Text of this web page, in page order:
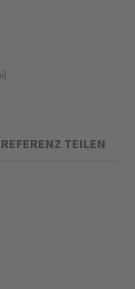
REFERENZ TEILEN